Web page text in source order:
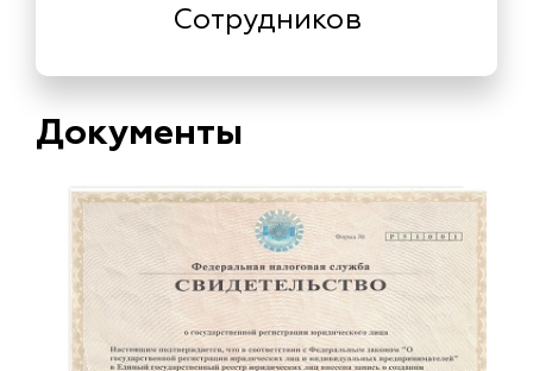
Сотрудников
Документы